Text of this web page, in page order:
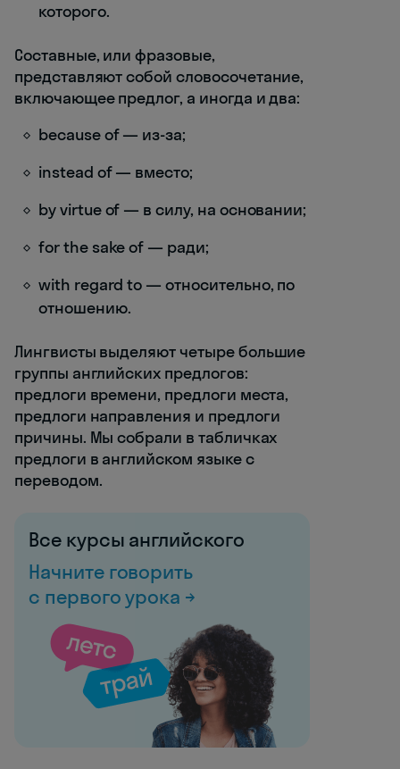
которого.
Составные, или фразовые,
представляют собой словосочетание,
включающее предлог, а иногда и два:
because of — из-за;
instead of — вместо;
by virtue of — в силу, на основании;
for the sake of — ради;
with regard to — относительно, по
отношению.
Лингвисты выделяют четыре большие
группы английских предлогов:
предлоги времени, предлоги места,
предлоги направления и предлоги
причины. Мы собрали в табличках
предлоги в английском языке с
переводом.
Все курсы английского
Начните говорить
с первого урока →